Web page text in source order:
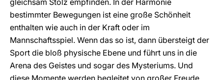
gleichsam Stolz empfinden. In der Harmonie
bestimmter Bewegungen ist eine große Schönheit
enthalten wie auch in der Kraft oder im
Mannschaftsspiel. Wenn das so ist, dann übersteigt der
Sport die bloß physische Ebene und führt uns in die
Arena des Geistes und sogar des Mysteriums. Und
diese Momente werden begleitet von großer Freude